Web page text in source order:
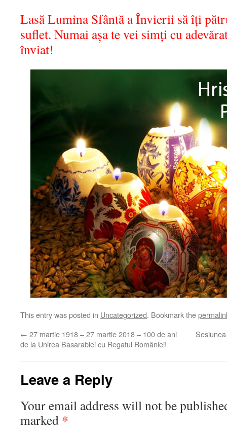
Lasă Lumina Sfântă a Învierii să îți
suflet. Numai așa te vei simți cu
înviat!
This entry was posted in Uncategorized. Bookmark the
← 27 martie 1918 – 27 martie 2018 – 100 de ani
de la Unirea Basarabiei cu Regatul României!
Leave a Reply
Your email address will not be
marked *